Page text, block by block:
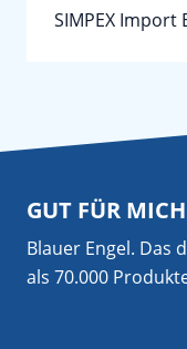
SIMPEX Import
GUT FÜR
Blauer Engel. Das
als 70.000